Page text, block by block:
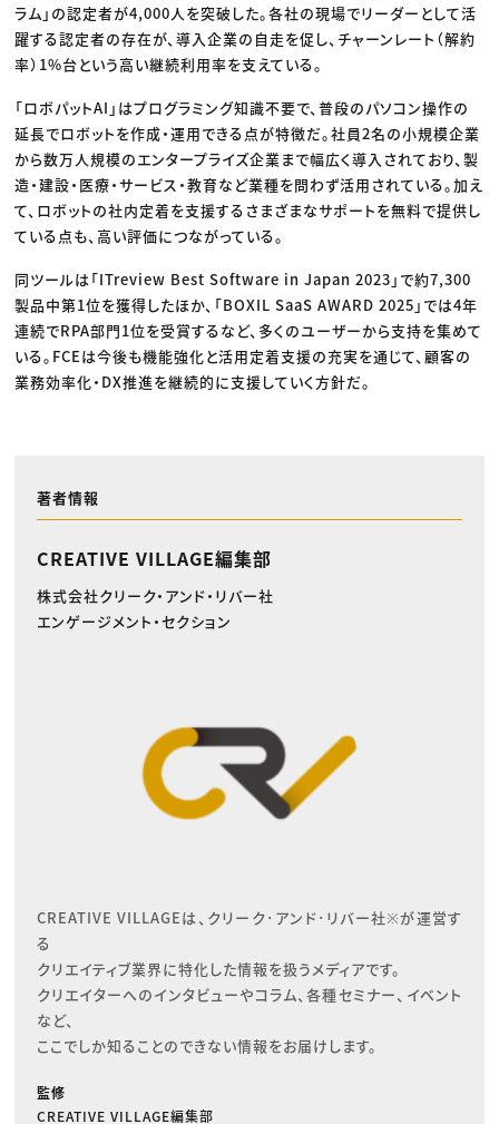
ラム」の認定者が4,000人を突破した。各社の現場でリーダーとして活
躍する認定者の存在が、導入企業の自走を促し、チャーンレート（解約
率）1%台という高い継続利用率を支えている。
「ロボパットAI」はプログラミング知識不要で、普段のパソコン操作の
延長でロボットを作成・運用できる点が特徴だ。社員2名の小規模企業
から数万人規模のエンタープライズ企業まで幅広く導入されており、製
造・建設・医療・サービス・教育など業種を問わず活用されている。加え
て、ロボットの社内定着を支援するさまざまなサポートを無料で提供し
ている点も、高い評価につながっている。
同ツールは「ITreview Best Software in Japan 2023」で約7,300
製品中第1位を獲得したほか、「BOXIL SaaS AWARD 2025」では4年
連続でRPA部門1位を受賞するなど、多くのユーザーから支持を集めて
いる。FCEは今後も機能強化と活用定着支援の充実を通じて、顧客の
業務効率化・DX推進を継続的に支援していく方針だ。
著者情報
CREATIVE VILLAGE編集部
株式会社クリーク・アンド・リバー社
エンゲージメント・セクション
CREATIVE VILLAGEは、クリーク･アンド･リバー社※が運営す
る
クリエイティブ業界に特化した情報を扱うメディアです。
クリエイターへのインタビューやコラム、各種セミナー、イベント
など、
ここでしか知ることのできない情報をお届けします。
監修
CREATIVE VILLAGE編集部